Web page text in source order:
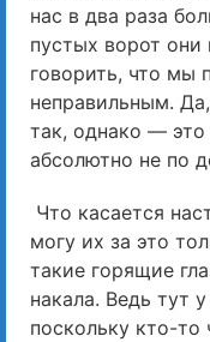
нас в два раза
пустых ворот
говорить, что мы
неправильным.
так, однако —
абсолютно не по
Что касается
могу их за это
такие горящие
накала. Ведь тут
поскольку кто-